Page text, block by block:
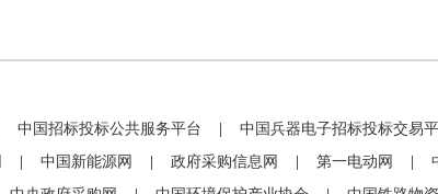
中国招标投标公共服务平台
中国兵器电子招标投标交易
中国新能源网 政府采购信息网 第一电动网